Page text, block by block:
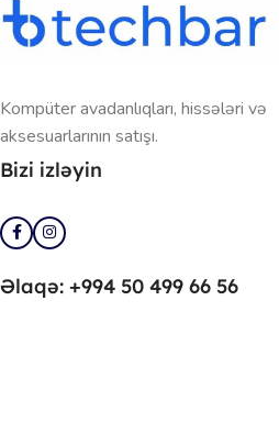
Kompüter avadanlıqları, hissələri və
aksesuarlarının satışı.
Bizi izləyin
Əlaqə: +994 50 499 66 56